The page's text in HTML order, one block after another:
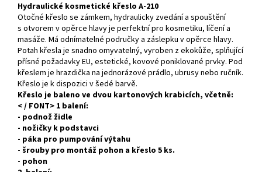
Hydraulické kosmetické křeslo A-210
Otočné křeslo se zámkem, hydraulicky zvedání a spouštění
s otvorem v opěrce hlavy je perfektní pro kosmetiku, líčení a
masáže. Má odnímatelné područky a záslepku v opěrce hlavy.
Potah křesla je snadno omyvatelný, vyroben z ekokůže, splňující
přísné požadavky EU, estetické, kovové poniklované prvky. Pod
křeslem je hrazdička na jednorázové prádlo, ubrusy nebo ručník.
Křeslo je k dispozici v šedé barvě.
Křeslo je baleno ve dvou kartonových krabicích, včetně:
< / FONT> 1 balení:
- podnož židle
- nožičky k podstavci
- páka pro pumpování výtahu
- šrouby pro montáž pohon a křeslo 5 ks.
- pohon